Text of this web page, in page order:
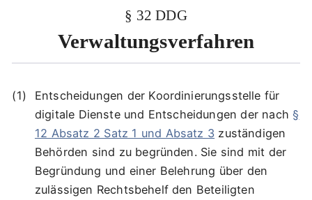
§ 32 DDG
Verwaltungsverfahren
Entscheidungen der Koordinierungsstelle für
digitale Dienste und Entscheidungen der nach §
12 Absatz 2 Satz 1 und Absatz 3 zuständigen
Behörden sind zu begründen. Sie sind mit der
Begründung und einer Belehrung über den
zulässigen Rechtsbehelf den Beteiligten